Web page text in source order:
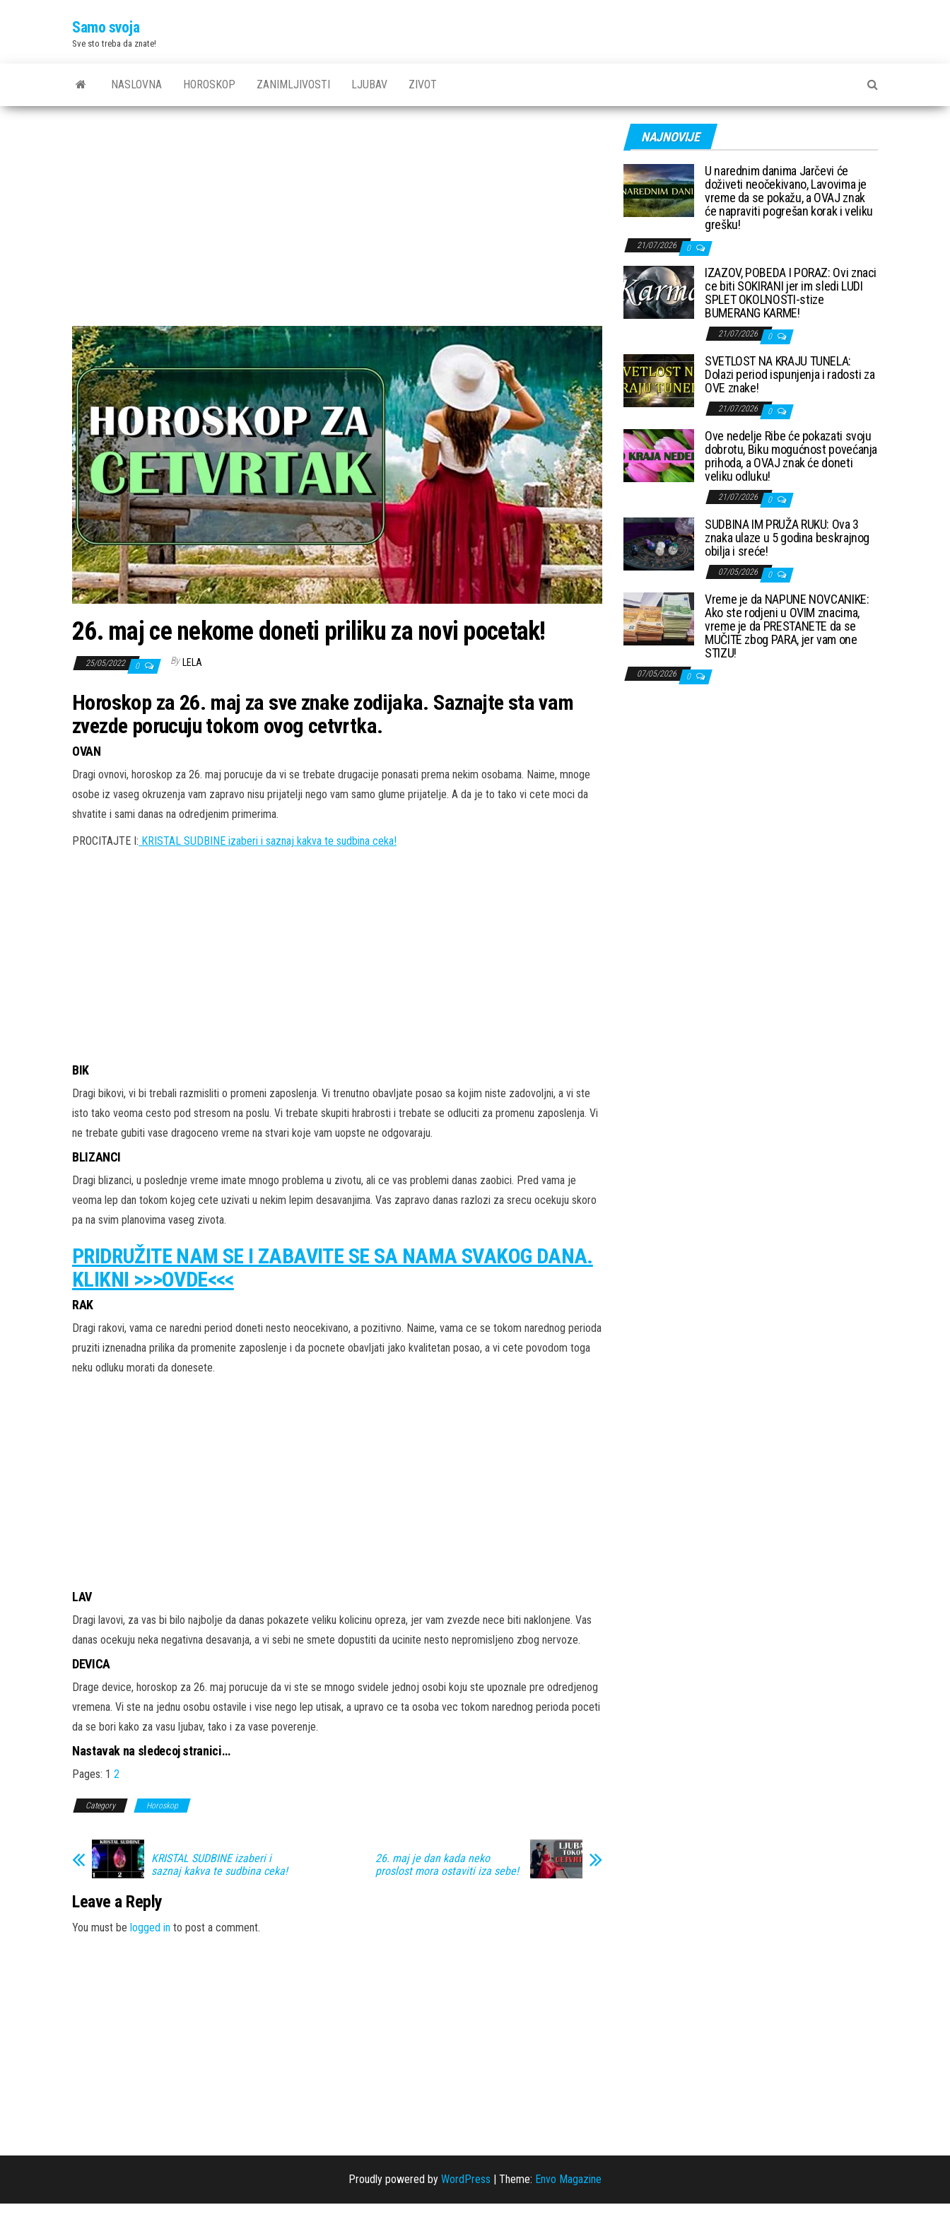
Samo svoja
Sve sto treba da znate!
NASLOVNA HOROSKOP ZANIMLJIVOSTI LJUBAV ZIVOT
26. maj ce nekome doneti priliku za novi pocetak!
25/05/2022 0 By LELA
Horoskop za 26. maj za sve znake zodijaka. Saznajte sta vam
zvezde porucuju tokom ovog cetvrtka.
OVAN
Dragi ovnovi, horoskop za 26. maj porucuje da vi se trebate drugacije ponasati prema nekim osobama. Naime, mnoge
osobe iz vaseg okruzenja vam zapravo nisu prijatelji nego vam samo glume prijatelje. A da je to tako vi cete moci da
shvatite i sami danas na odredjenim primerima.
PROCITAJTE I: KRISTAL SUDBINE izaberi i saznaj kakva te sudbina ceka!
BIK
Dragi bikovi, vi bi trebali razmisliti o promeni zaposlenja. Vi trenutno obavljate posao sa kojim niste zadovoljni, a vi ste
isto tako veoma cesto pod stresom na poslu. Vi trebate skupiti hrabrosti i trebate se odluciti za promenu zaposlenja. Vi
ne trebate gubiti vase dragoceno vreme na stvari koje vam uopste ne odgovaraju.
BLIZANCI
Dragi blizanci, u poslednje vreme imate mnogo problema u zivotu, ali ce vas problemi danas zaobici. Pred vama je
veoma lep dan tokom kojeg cete uzivati u nekim lepim desavanjima. Vas zapravo danas razlozi za srecu ocekuju skoro
pa na svim planovima vaseg zivota.
PRIDRUŽITE NAM SE I ZABAVITE SE SA NAMA SVAKOG DANA.
KLIKNI >>>OVDE<<<
RAK
Dragi rakovi, vama ce naredni period doneti nesto neocekivano, a pozitivno. Naime, vama ce se tokom narednog perioda
pruziti iznenadna prilika da promenite zaposlenje i da pocnete obavljati jako kvalitetan posao, a vi cete povodom toga
neku odluku morati da donesete.
LAV
Dragi lavovi, za vas bi bilo najbolje da danas pokazete veliku kolicinu opreza, jer vam zvezde nece biti naklonjene. Vas
danas ocekuju neka negativna desavanja, a vi sebi ne smete dopustiti da ucinite nesto nepromisljeno zbog nervoze.
DEVICA
Drage device, horoskop za 26. maj porucuje da vi ste se mnogo svidele jednoj osobi koju ste upoznale pre odredjenog
vremena. Vi ste na jednu osobu ostavile i vise nego lep utisak, a upravo ce ta osoba vec tokom narednog perioda poceti
da se bori kako za vasu ljubav, tako i za vase poverenje.
Nastavak na sledecoj stranici…
Pages: 1 2
Category Horoskop
KRISTAL SUDBINE izaberi i
saznaj kakva te sudbina ceka!
26. maj je dan kada neko
proslost mora ostaviti iza sebe!
Leave a Reply
You must be logged in to post a comment.
NAJNOVIJE
U narednim danima Jarčevi će
doživeti neočekivano, Lavovima je
vreme da se pokažu, a OVAJ znak
će napraviti pogrešan korak i veliku
grešku!
21/07/2026 0
IZAZOV, POBEDA I PORAZ: Ovi znaci
ce biti SOKIRANI jer im sledi LUDI
SPLET OKOLNOSTI-stize
BUMERANG KARME!
21/07/2026 0
SVETLOST NA KRAJU TUNELA:
Dolazi period ispunjenja i radosti za
OVE znake!
21/07/2026 0
Ove nedelje Ribe će pokazati svoju
dobrotu, Biku mogućnost povećanja
prihoda, a OVAJ znak će doneti
veliku odluku!
21/07/2026 0
SUDBINA IM PRUŽA RUKU: Ova 3
znaka ulaze u 5 godina beskrajnog
obilja i sreće!
07/05/2026 0
Vreme je da NAPUNE NOVCANIKE:
Ako ste rodjeni u OVIM znacima,
vreme je da PRESTANETE da se
MUČITE zbog PARA, jer vam one
STIZU!
07/05/2026 0
Proudly powered by WordPress | Theme: Envo Magazine